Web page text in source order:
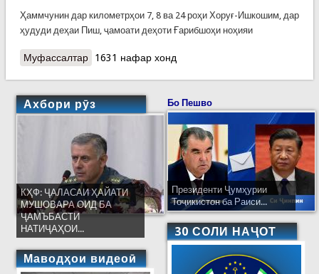
Ҳаммчунин дар километрҳои 7, 8 ва 24 роҳи Хоруғ-Ишкошим, дар
ҳудуди деҳаи Пиш, ҷамоати деҳоти Ғарибшоҳи ноҳияи
Муфассалтаро Сабти шаш ҳодисаи лағзиши тарма дар роҳҳои
1631 нафар хонд
Ахбори рӯз
КҲФ: ҶАЛАСАИ ҲАЙАТИ
МУШОВАРА ОИД БА
ҶАМЪБАСТИ
НАТИҶАҲОИ...
Маводҳои видеоӣ
Бо Пешво
Президенти Ҷумҳурии
Тоҷикистон ба Раиси...
30 СОЛИ НАҶОТ